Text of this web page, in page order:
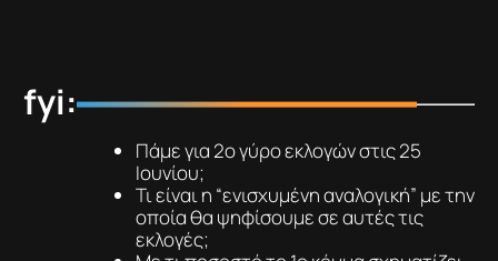
fyi:
Πάμε για 2ο γύρο εκλογών στις 25
Ιουνίου;
Τι είναι η “ενισχυμένη αναλογική” με την
οποία θα ψηφίσουμε σε αυτές τις
εκλογές;